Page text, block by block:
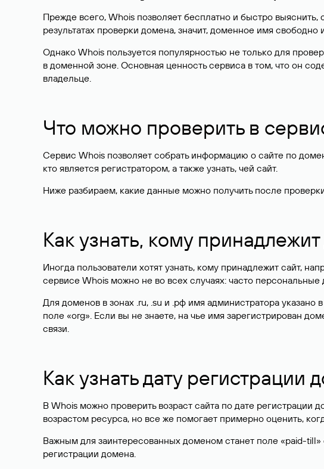
Прежде всего, Whois позволяет бесплатно и быстро
результатах проверки домена, значит, доменное имя
Однако Whois пользуется популярностью не только для
в доменной зоне. Основная ценность сервиса в том, что он
владельце.
Что можно проверить в
Сервис Whois позволяет собрать информацию о сайте по
кто является регистратором, а также узнать, чей сайт.
Ниже разбираем, какие данные можно получить после
Как узнать, кому
Иногда пользователи хотят узнать, кому принадлежит сайт,
сервисе Whois можно не во всех случаях: часто персональные
Для доменов в зонах .ru, .su и .рф имя администратора
поле «org». Если вы не знаете, на чье имя зарегистрирован
связи.
Как узнать дату регистрации
В Whois можно проверить возраст сайта по дате регистрации
возрастом ресурса, но все же помогает примерно оценить,
Важным для заинтересованных доменом станет поле «paid-till»
регистрации домена.